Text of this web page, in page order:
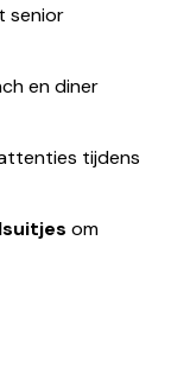
senior
en diner
tijdens
om